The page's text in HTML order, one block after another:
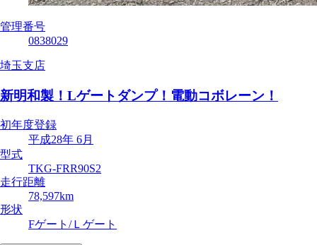
管理番号
0838029
埼玉支店
新明和製！Lゲートダンプ！電動コボレーン！
初年度登録
平成28年 6月
型式
TKG-FRR90S2
走行距離
78,597km
形状
Fゲート/Ｌゲート